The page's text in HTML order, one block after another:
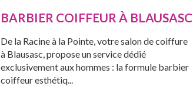
BARBIER COIFFEUR À BLAUSASC
De la Racine à la Pointe, votre salon de coiffure
à Blausasc, propose un service dédié
exclusivement aux hommes : la formule barbier
coiffeur esthétiq...